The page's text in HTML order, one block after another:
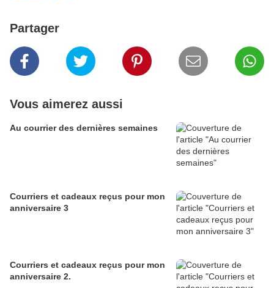
Partager
Vous aimerez aussi
Au courrier des dernières semaines
Courriers et cadeaux reçus pour mon
anniversaire 3
Courriers et cadeaux reçus pour mon
anniversaire 2.